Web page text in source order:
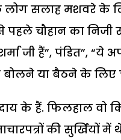
सलाह मशवरे के
पहले चौहान का
जी हैं”, पंडित”,
या बैठने के लिए
के हैं. फिलहाल वो
की सुर्खियों